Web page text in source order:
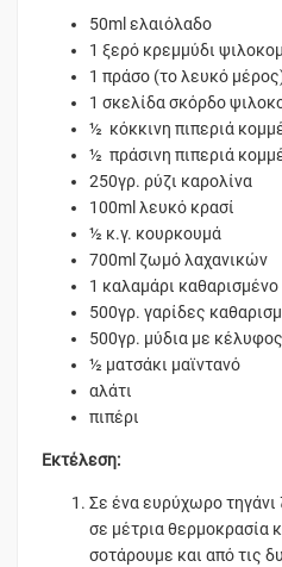
50ml ελαιόλαδο
1 ξερό κρεμμύδι
1 πράσο (το λευκό
1 σκελίδα σκόρδο
½ κόκκινη πιπεριά
½ πράσινη πιπεριά
250γρ. ρύζι καρολίνα
100ml λευκό κρασί
½ κ.γ. κουρκουμά
700ml ζωμό λαχανικών
1 καλαμάρι
500γρ. γαρίδες
500γρ. μύδια με κέλυφος
½ ματσάκι μαϊντανό
αλάτι
πιπέρι
Εκτέλεση:
Σε ένα ευρύχωρο τηγάνι
σε μέτρια θερμοκρασία
σοτάρουμε και από τις